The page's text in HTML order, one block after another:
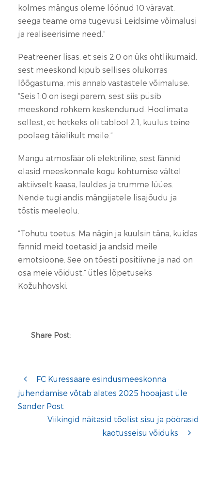
kolmes mängus oleme löönud 10 väravat,
seega teame oma tugevusi. Leidsime võimalusi
ja realiseerisime need.”
Peatreener lisas, et seis 2:0 on üks ohtlikumaid,
sest meeskond kipub sellises olukorras
lõõgastuma, mis annab vastastele võimaluse.
“Seis 1:0 on isegi parem, sest siis püsib
meeskond rohkem keskendunud. Hoolimata
sellest, et hetkeks oli tablool 2:1, kuulus teine
poolaeg täielikult meile.”
Mängu atmosfäär oli elektriline, sest fännid
elasid meeskonnale kogu kohtumise vältel
aktiivselt kaasa, lauldes ja trumme lüües.
Nende tugi andis mängijatele lisajõudu ja
tõstis meeleolu.
“Tohutu toetus. Ma nägin ja kuulsin täna, kuidas
fännid meid toetasid ja andsid meile
emotsioone. See on tõesti positiivne ja nad on
osa meie võidust,” ütles lõpetuseks
Kožuhhovski.
Share Post:
FC Kuressaare esindusmeeskonna
juhendamise võtab alates 2025 hooajast üle
Sander Post
Viikingid näitasid tõelist sisu ja pöörasid
kaotusseisu võiduks